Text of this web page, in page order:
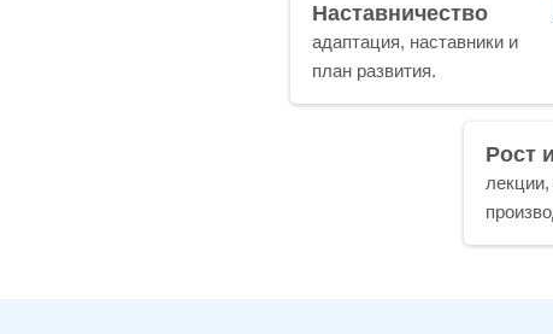
Наставничество
адаптация, наставники и
план развития.
Рост
лекции,